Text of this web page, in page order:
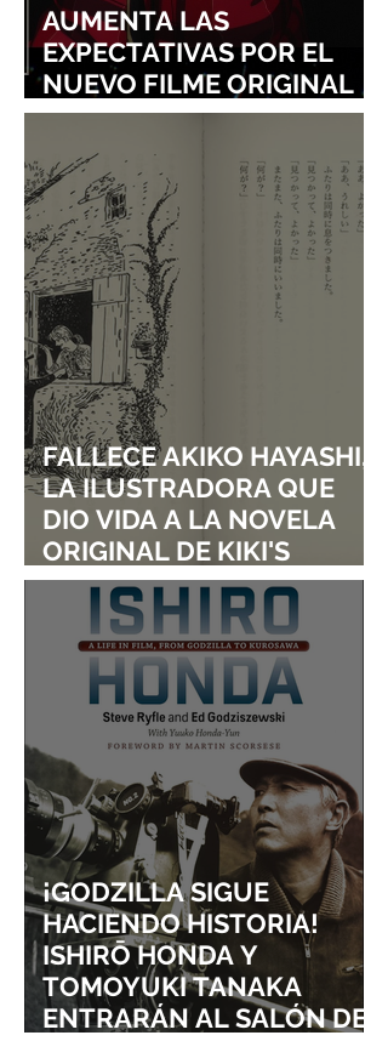
AUMENTA LAS
EXPECTATIVAS POR EL
NUEVO FILME ORIGINAL
DE SHINGO NATSUME!
FALLECE AKIKO HAYASHI,
LA ILUSTRADORA QUE
DIO VIDA A LA NOVELA
ORIGINAL DE KIKI'S
DELIVERY SERVICE
¡GODZILLA SIGUE
HACIENDO HISTORIA!
ISHIRŌ HONDA Y
TOMOYUKI TANAKA
ENTRARÁN AL SALÓN DE